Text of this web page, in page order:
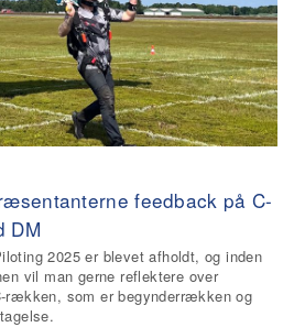
feedback på C-
DM
2025 er blevet afholdt, og inden
vil man gerne reflektere over
rækken, som er begynderrækken og